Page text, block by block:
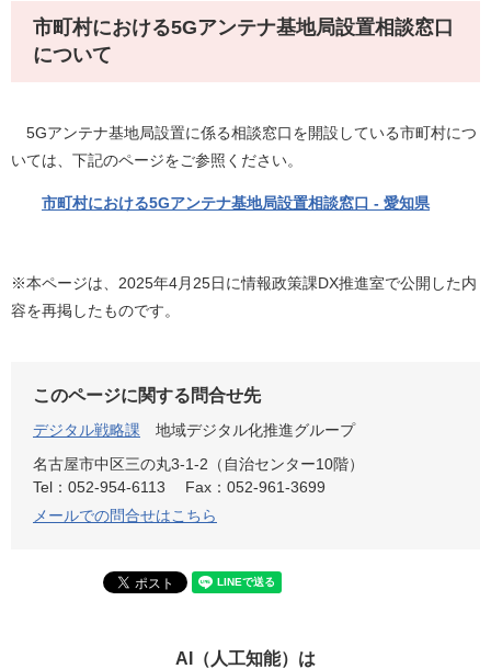
市町村における5Gアンテナ基地局設置相談窓口
について
5Gアンテナ基地局設置に係る相談窓口を開設している市町村につ
いては、下記のページをご参照ください。
市町村における5Gアンテナ基地局設置相談窓口 - 愛知県
※本ページは、2025年4月25日に情報政策課DX推進室で公開した内
容を再掲したものです。
このページに関する問合せ先
デジタル戦略課
地域デジタル化推進グループ
名古屋市中区三の丸3-1-2（自治センター10階）
Tel：052-954-6113
Fax：052-961-3699
メールでの問合せはこちら
AI（人工知能）は